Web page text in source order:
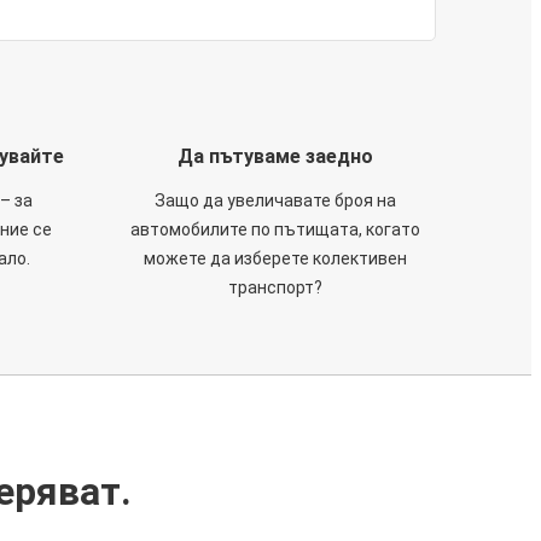
за
се
Да пътуваме заедно
Защо да увеличавате броя на
автомобилите по пътищата, когато
можете да изберете колективен
транспорт?